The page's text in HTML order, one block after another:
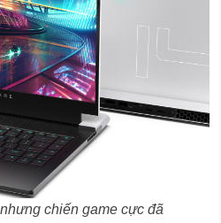
chiến game cực đã